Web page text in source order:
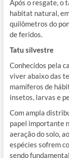
Após o resgate, o
habitat natural,
quilômetros do
de feridos.
Tatu silvestre
Conhecidos pela
viver abaixo das
mamíferos de
insetos, larvas e
Com ampla
papel importante
aeração do solo,
espécies sofrem
sendo